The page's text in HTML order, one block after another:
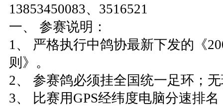
13853450083、3516521
一、 参赛说明：
1、 严格执行中鸽协最新下发的《
则》。
2、 参赛鸽必须挂全国统一足环；
3、 比赛用GPS经纬度电脑分速排